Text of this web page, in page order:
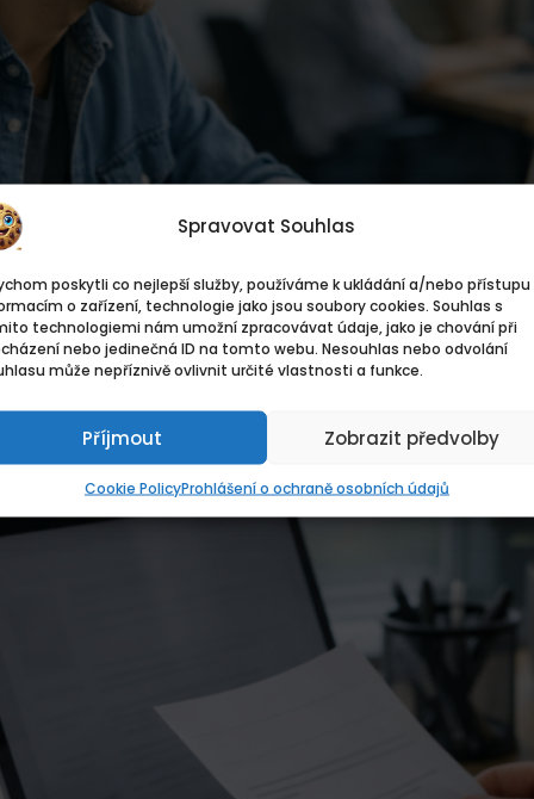
Spravovat Souhlas
poskytli co nejlepší služby, používáme k ukládání a/nebo přístupu
o zařízení, technologie jako jsou soubory cookies. Souhlas s
technologiemi nám umožní zpracovávat údaje, jako je chování při
nebo jedinečná ID na tomto webu. Nesouhlas nebo odvolání
může nepříznivě ovlivnit určité vlastnosti a funkce.
Příjmout Zobrazit předvolby
Cookie PolicyProhlášení o ochraně osobních údajů
brigády a dovednosti tak, aby
školu, brigády a dovednosti tak, aby zaujaly